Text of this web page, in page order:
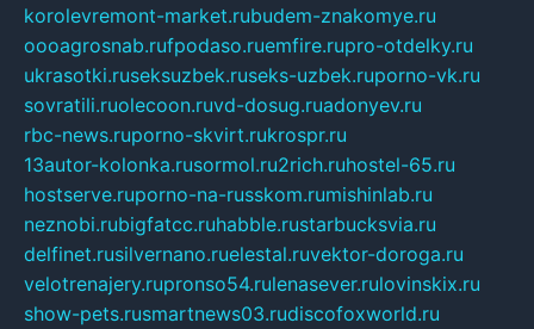
korolevremont-market.rubudem-znakomye.ru
oooagrosnab.rufpodaso.ruemfire.rupro-otdelky.ru
ukrasotki.ruseksuzbek.ruseks-uzbek.ruporno-vk.ru
sovratili.ruolecoon.ruvd-dosug.ruadonyev.ru
rbc-news.ruporno-skvirt.rukrospr.ru
13autor-kolonka.rusormol.ru2rich.ruhostel-65.ru
hostserve.ruporno-na-russkom.rumishinlab.ru
neznobi.rubigfatcc.ruhabble.rustarbucksvia.ru
delfinet.rusilvernano.ruelestal.ruvektor-doroga.ru
velotrenajery.rupronso54.rulenasever.rulovinskix.ru
show-pets.rusmartnews03.rudiscofoxworld.ru